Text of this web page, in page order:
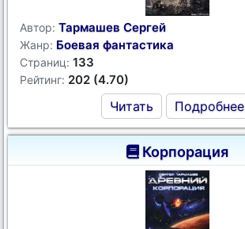
Автор: Тармашев Сергей
Жанр: Боевая фантастика
Страниц: 133
Рейтинг: 202 (4.70)
Читать Подробнее
Корпорация